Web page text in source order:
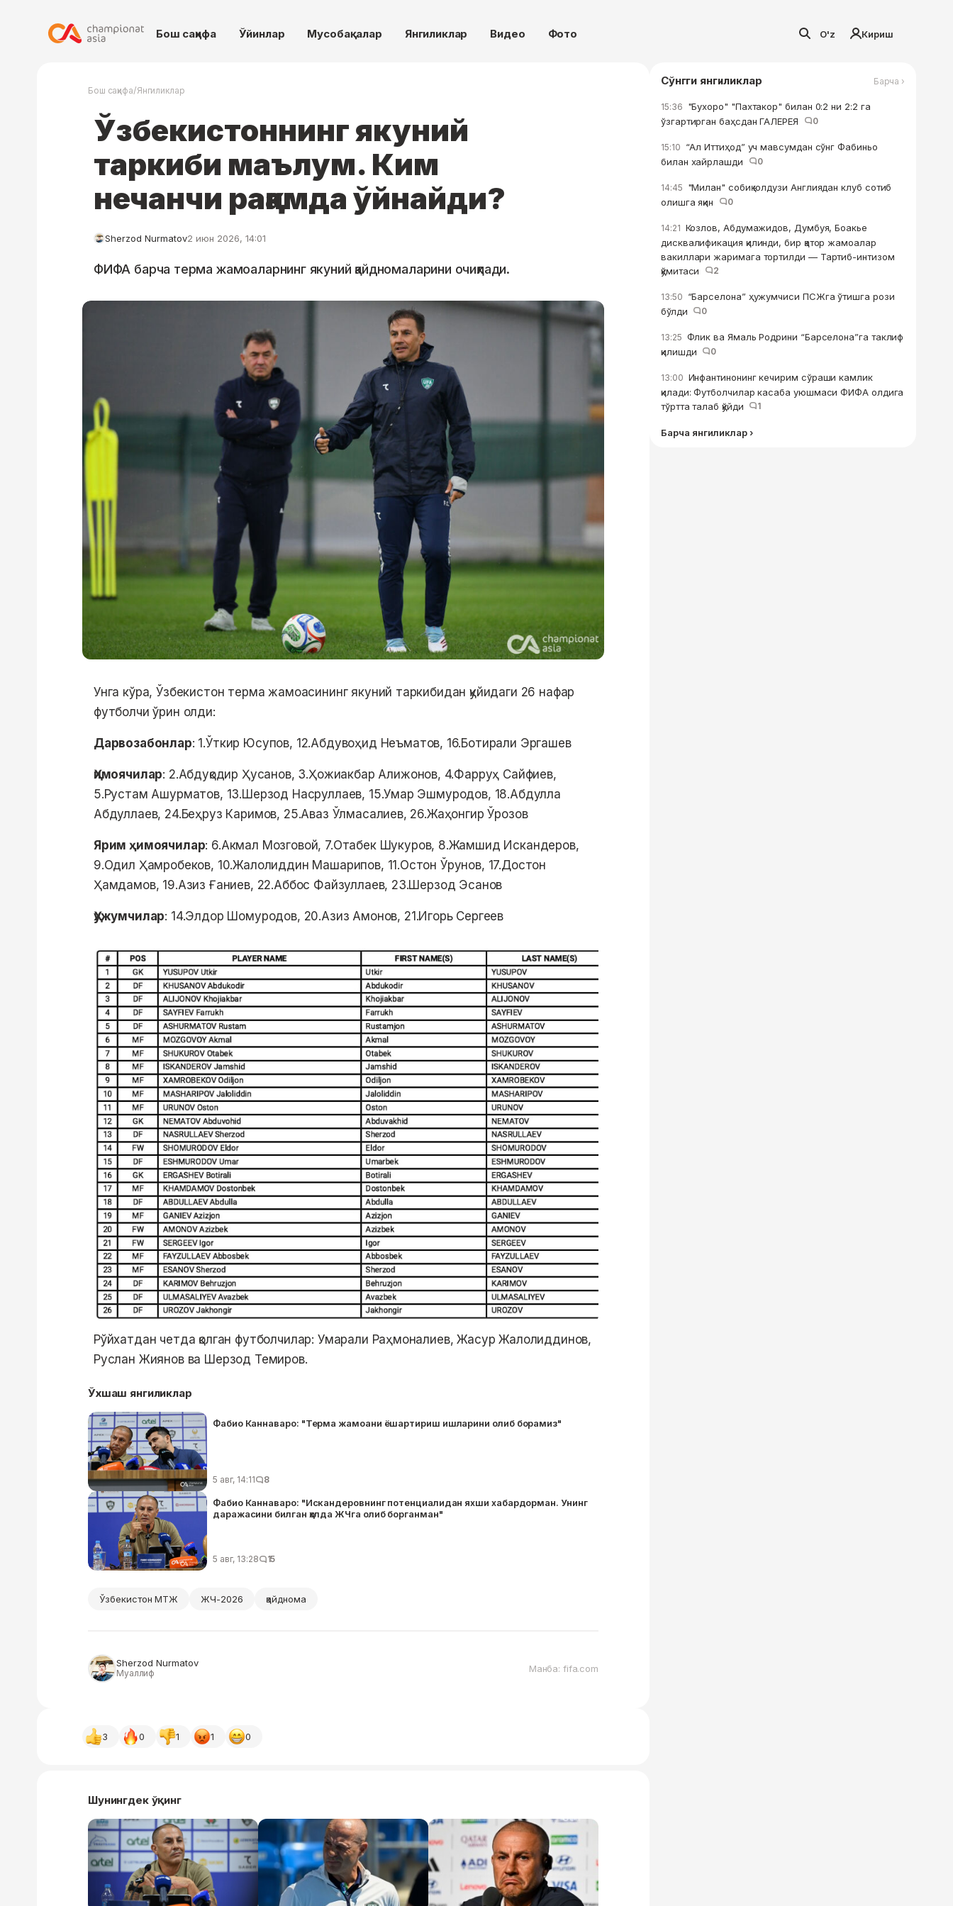
Бош саҳифа Ўйинлар Мусобақалар Янгиликлар Видео Фото O'z Кириш
Бош саҳифа/Янгиликлар
Ўзбекистоннинг якуний
таркиби маълум. Ким
нечанчи рақамда ўйнайди?
Sherzod Nurmatov2 июн 2026, 14:01
ФИФА барча терма жамоаларнинг якуний қайдномаларини очиқлади.
Унга кўра, Ўзбекистон терма жамоасининг якуний таркибидан қуйидаги 26 нафар
футболчи ўрин олди:
Дарвозабонлар: 1.Ўткир Юсупов, 12.Абдувоҳид Неъматов, 16.Ботирали Эргашев
Ҳимоячилар: 2.Абдуқодир Ҳусанов, 3.Ҳожиакбар Алижонов, 4.Фарруҳ Сайфиев,
5.Рустам Ашурматов, 13.Шерзод Насруллаев, 15.Умар Эшмуродов, 18.Абдулла
Абдуллаев, 24.Беҳруз Каримов, 25.Аваз Ўлмасалиев, 26.Жаҳонгир Ўрозов
Ярим ҳимоячилар: 6.Акмал Мозговой, 7.Отабек Шукуров, 8.Жамшид Искандеров,
9.Одил Ҳамробеков, 10.Жалолиддин Машарипов, 11.Остон Ўрунов, 17.Достон
Ҳамдамов, 19.Азиз Ғаниев, 22.Аббос Файзуллаев, 23.Шерзод Эсанов
Ҳужумчилар: 14.Элдор Шомуродов, 20.Азиз Амонов, 21.Игорь Сергеев
Рўйхатдан четда қолган футболчилар: Умарали Раҳмоналиев, Жасур Жалолиддинов,
Руслан Жиянов ва Шерзод Темиров.
Ўхшаш янгиликлар
Фабио Каннаваро: "Терма жамоани ёшартириш ишларини олиб борамиз"
5 авг, 14:11 8
Фабио Каннаваро: "Искандеровнинг потенциалидан яхши хабардорман. Унинг
даражасини билган ҳолда ЖЧга олиб борганман"
5 авг, 13:28 15
Ўзбекистон МТЖ ЖЧ-2026 қайднома
Sherzod Nurmatov
Муаллиф Манба: fifa.com
3 0 1 1 0
Шунингдек ўқинг
Сўнгги янгиликлар Барча ›
15:36 "Бухоро" "Пахтакор" билан 0:2 ни 2:2 га
ўзгартирган баҳсдан ГАЛЕРЕЯ
0
15:10 “Ал Иттиҳод” уч мавсумдан сўнг Фабиньо
билан хайрлашди
0
14:45 "Милан" собиқ юлдузи Англиядан клуб сотиб
олишга яқин
0
14:21 Козлов, Абдумажидов, Думбуя, Боакье
дисквалификация қилинди, бир қатор жамоалар
вакиллари жаримага тортилди — Тартиб-интизом
қўмитаси
2
13:50 “Барселона” ҳужумчиси ПСЖга ўтишга рози
бўлди
0
13:25 Флик ва Ямаль Родрини “Барселона”га таклиф
қилишди
0
13:00 Инфантинонинг кечирим сўраши камлик
қилади: Футболчилар касаба уюшмаси ФИФА олдига
тўртта талаб қўйди
1
Барча янгиликлар ›